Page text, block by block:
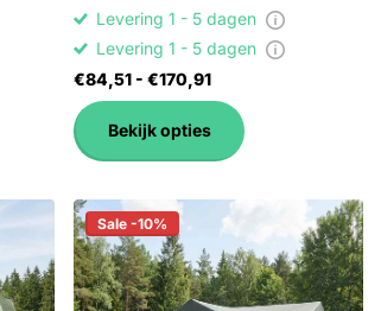
Levering 1 - 5 dagen
Levering 1 - 5 dagen
€84,51 - €170,91
Bekijk opties
Sale -10%